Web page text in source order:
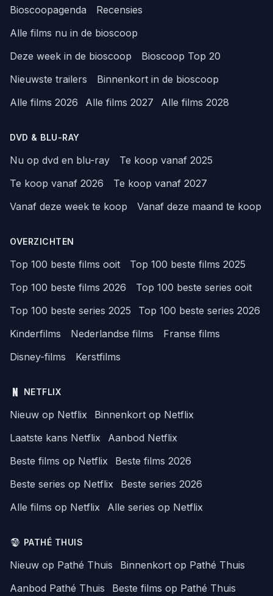
Bioscoopagenda
Recensies
Alle films nu in de bioscoop
Deze week in de bioscoop
Bioscoop Top 20
Nieuwste trailers
Binnenkort in de bioscoop
Alle films 2026
Alle films 2027 Alle films 2028
DVD & BLU-RAY
Nu op dvd en blu-ray
Te koop vanaf 2025
Te koop vanaf 2026
Te koop vanaf 2027
Vanaf deze week te koop
Vanaf deze maand te koop
OVERZICHTEN
Top 100 beste films ooit
Top 100 beste films 2025
Top 100 beste films 2026
Top 100 beste series ooit
Top 100 beste series 2025
Top 100 beste series 2026
Kinderfilms
Nederlandse films
Franse films
Disney-films
Kerstfilms
NETFLIX
Nieuw op Netflix
Binnenkort op Netflix
Laatste kans Netflix
Aanbod Netflix
Beste films op Netflix
Beste films 2026
Beste series op Netflix
Beste series 2026
Alle films op Netflix
Alle series op Netflix
PATHÉ THUIS
Nieuw op Pathé Thuis
Binnenkort op Pathé Thuis
Aanbod Pathé Thuis
Beste films op Pathé Thuis